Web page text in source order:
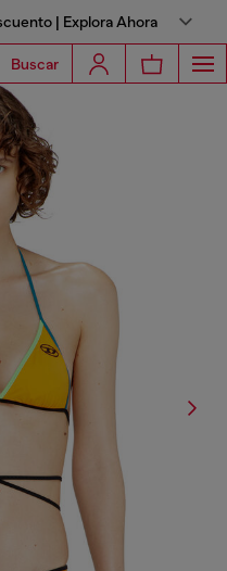
| Explora Ahora
Buscar